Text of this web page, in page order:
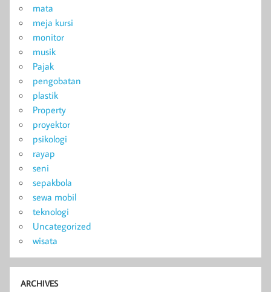
mata
meja kursi
monitor
musik
Pajak
pengobatan
plastik
Property
proyektor
psikologi
rayap
seni
sepakbola
sewa mobil
teknologi
Uncategorized
wisata
ARCHIVES